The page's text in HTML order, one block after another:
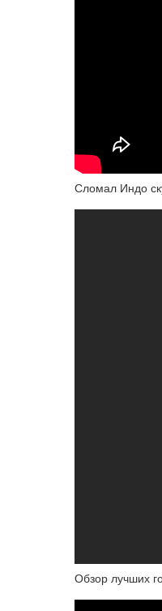
Сломал Индо
Обзор лучших